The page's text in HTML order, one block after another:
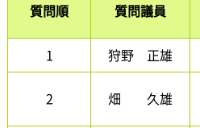
質問順 質問議員
1
狩野 正雄
2 畑 久雄